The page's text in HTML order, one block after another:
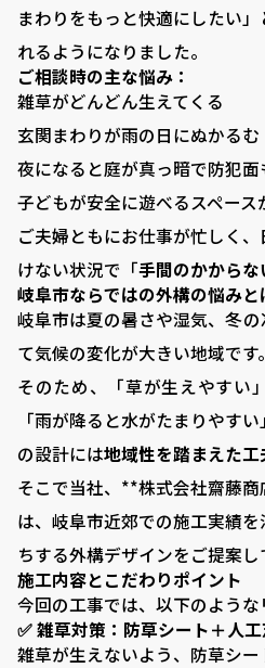
まわりをもっと快適にしたい
れるようになりました。
ご相談時の主な悩み：
雑草がどんどん生えてくる
玄関まわりが雨の日にぬかるむ
夜になると庭が真っ暗で防犯面
子どもが安全に遊べるスペース
ご夫婦ともにお仕事が忙しく
けない状況で「手間のかからな
岐阜市ならではの外構の悩みと
岐阜市は夏の暑さや湿気、冬
て気候の変化が大きい地域です。
そのため、「草が生えやすい
「雨が降ると水がたまりやす
の設計には地域性を踏まえた工
そこで当社、**株式会社齋藤商
は、岐阜市近郊での施工実績
ちする外構デザインをご提案し
施工内容とこだわりポイント
今回の工事では、以下のような
✅ 雑草対策：防草シート＋人
雑草が生えないよう、防草シ